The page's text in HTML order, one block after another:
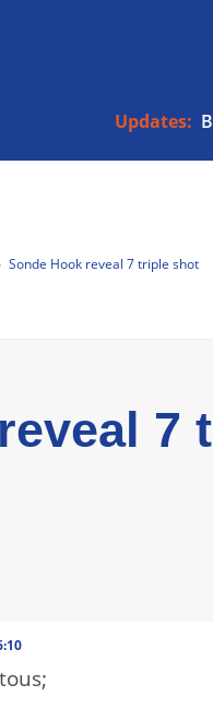
Updates:
Sonde Hook reveal 7 triple shot
7